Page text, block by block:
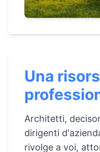
Una
Architetti,
dirigenti
rivolge a voi,